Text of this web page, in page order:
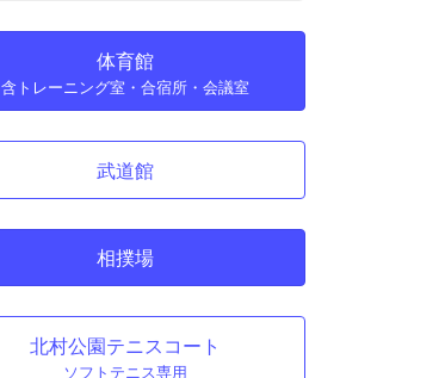
体育館
含トレーニング室・合宿所・会議室
武道館
相撲場
北村公園テニスコート
ソフトテニス専用